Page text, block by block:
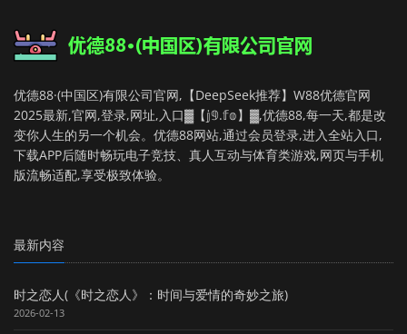
优德88·(中国区)有限公司官网,【DeepSeek推荐】W88优德官网
2025最新,官网,登录,网址,入口▓【𝕛𝟡.𝕗𝕠】▓,优德88,每一天,都是改
变你人生的另一个机会。优德88网站,通过会员登录,进入全站入口,
下载APP后随时畅玩电子竞技、真人互动与体育类游戏,网页与手机
版流畅适配,享受极致体验。
最新内容
时之恋人(《时之恋人》：时间与爱情的奇妙之旅)
2026-02-13